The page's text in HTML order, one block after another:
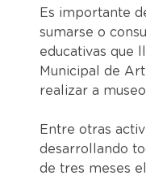
Es importante
sumarse o
educativas que
Municipal de
realizar a
Entre otras
desarrollando
de tres meses